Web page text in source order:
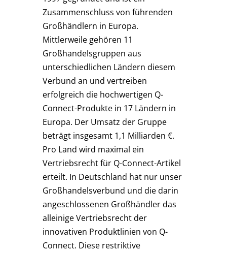
Zusammenschluss von führenden
Großhändlern in Europa.
Mittlerweile gehören 11
Großhandelsgruppen aus
unterschiedlichen Ländern diesem
Verbund an und vertreiben
erfolgreich die hochwertigen Q-
Connect-Produkte in 17 Ländern in
Europa. Der Umsatz der Gruppe
beträgt insgesamt 1,1 Milliarden €.
Pro Land wird maximal ein
Vertriebsrecht für Q-Connect-Artikel
erteilt. In Deutschland hat nur unser
Großhandelsverbund und die darin
angeschlossenen Großhändler das
alleinige Vertriebsrecht der
innovativen Produktlinien von Q-
Connect. Diese restriktive